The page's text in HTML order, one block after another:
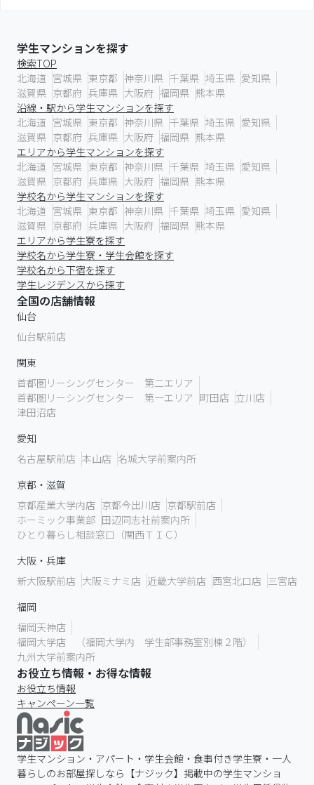
学生マンションを探す
検索TOP
北海道 宮城県 東京都 神奈川県 千葉県 埼玉県 愛知県
滋賀県 京都府 兵庫県 大阪府 福岡県 熊本県
沿線・駅から学生マンションを探す
北海道 宮城県 東京都 神奈川県 千葉県 埼玉県 愛知県
滋賀県 京都府 兵庫県 大阪府 福岡県 熊本県
エリアから学生マンションを探す
北海道 宮城県 東京都 神奈川県 千葉県 埼玉県 愛知県
滋賀県 京都府 兵庫県 大阪府 福岡県 熊本県
学校名から学生マンションを探す
北海道 宮城県 東京都 神奈川県 千葉県 埼玉県 愛知県
滋賀県 京都府 兵庫県 大阪府 福岡県 熊本県
エリアから学生寮を探す
学校名から学生寮・学生会館を探す
学校名から下宿を探す
学生レジデンスから探す
全国の店舗情報
仙台
仙台駅前店
関東
首都圏リーシングセンター 第二エリア
首都圏リーシングセンター 第一エリア 町田店 立川店
津田沼店
愛知
名古屋駅前店 本山店 名城大学前案内所
京都・滋賀
京都産業大学内店 京都今出川店 京都駅前店
ホーミック事業部 田辺同志社前案内所
ひとり暮らし相談窓口（関西ＴＩＣ）
大阪・兵庫
新大阪駅前店 大阪ミナミ店 近畿大学前店 西宮北口店 三宮店
福岡
福岡天神店
福岡大学店 （福岡大学内 学生部事務室別棟２階）
九州大学前案内所
お役立ち情報・お得な情報
お役立ち情報
キャンペーン一覧
学生マンション・アパート・学生会館・食事付き学生寮・一人
暮らしのお部屋探しなら【ナジック】掲載中の学生マンショ